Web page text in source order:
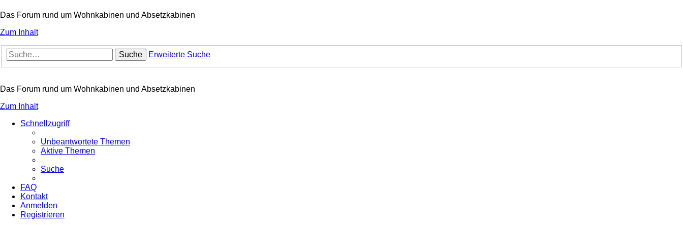
Das Forum rund um Wohnkabinen und Absetzkabinen
Zum Inhalt
Suche Erweiterte Suche
Das Forum rund um Wohnkabinen und Absetzkabinen
Zum Inhalt
Schnellzugriff
Unbeantwortete Themen
Aktive Themen
Suche
FAQ
Kontakt
Anmelden
Registrieren